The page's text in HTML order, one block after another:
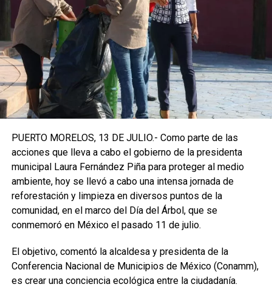
PUERTO MORELOS, 13 DE JULIO.- Como parte de las
acciones que lleva a cabo el gobierno de la presidenta
municipal Laura Fernández Piña para proteger al medio
ambiente, hoy se llevó a cabo una intensa jornada de
reforestación y limpieza en diversos puntos de la
comunidad, en el marco del Día del Árbol, que se
conmemoró en México el pasado 11 de julio.
El objetivo, comentó la alcaldesa y presidenta de la
Conferencia Nacional de Municipios de México (Conamm),
es crear una conciencia ecológica entre la ciudadanía.